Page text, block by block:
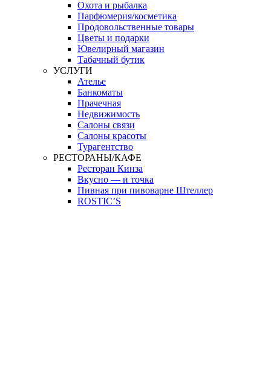
Охота и рыбалка
Парфюмерия/косметика
Продовольственные товары
Цветы и подарки
Ювелирный магазин
Табачный бутик
УСЛУГИ
Ателье
Банкоматы
Прачечная
Недвижимость
Салоны связи
Салоны красоты
Турагентство
РЕСТОРАНЫ/КАФЕ
Ресторан Кинза
Вкусно — и точка
Пивная при пивоварне Штеллер
ROSTIC’S